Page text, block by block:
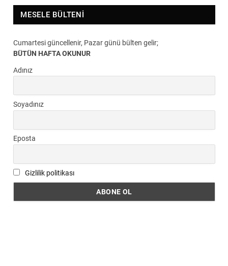
MESELE BÜLTENI
Cumartesi güncellenir, Pazar günü bülten gelir;
BÜTÜN HAFTA OKUNUR
Adınız
Soyadınız
Eposta
Gizlilik politikası